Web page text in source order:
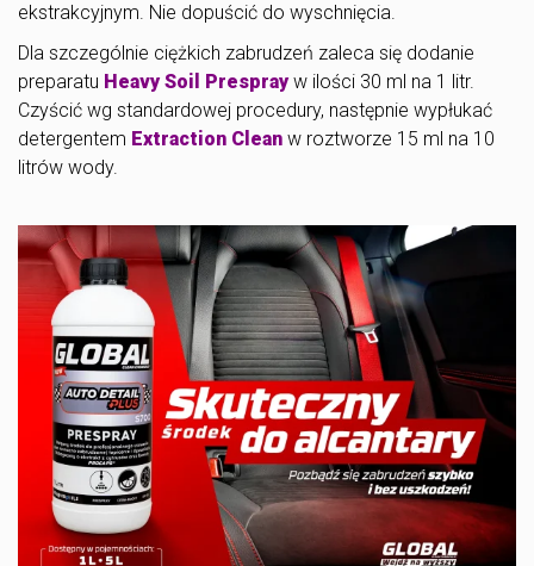
ekstrakcyjnym. Nie dopuścić do wyschnięcia.
Dla szczególnie ciężkich zabrudzeń zaleca się dodanie
preparatu Heavy Soil Presprayw ilości 30 ml na 1 litr.
Czyścić wg standardowej procedury, następnie wypłukać
detergentem Extraction Clean w roztworze 15 ml na 10
litrów wody.